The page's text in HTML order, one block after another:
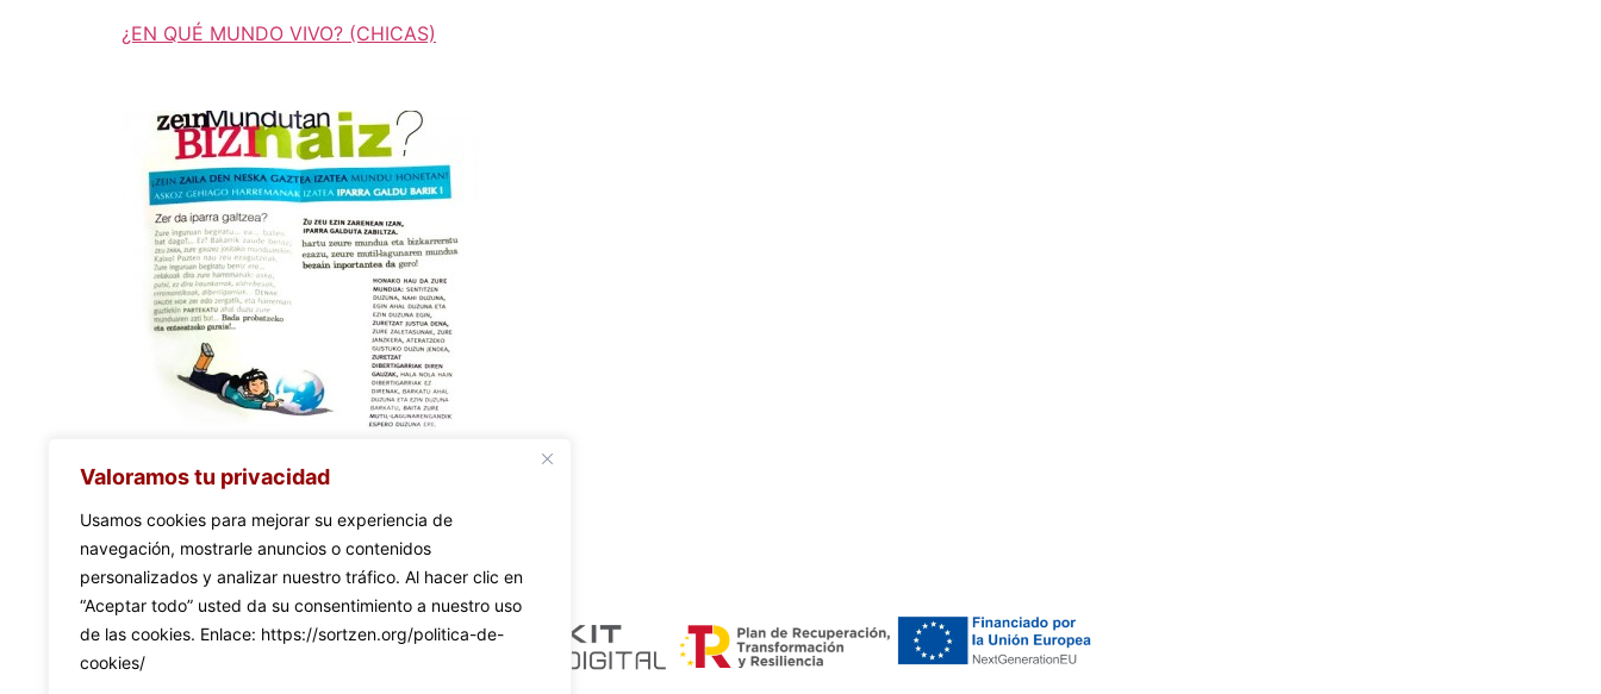
Valoramos tu privacidad
Usamos cookies para mejorar su experiencia de
navegación, mostrarle anuncios o contenidos
personalizados y analizar nuestro tráfico. Al hacer clic en
“Aceptar todo” usted da su consentimiento a nuestro uso
de las cookies. Enlace: https://sortzen.org/politica-de-
cookies/
¿EN QUÉ MUNDO VIVO? (CHICAS)
ZEIN MUNDUTAN BIZI NAIZ?
Existencia en papel